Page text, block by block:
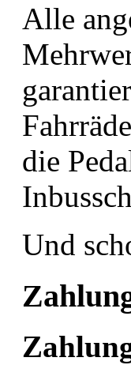
Alle
die
Und